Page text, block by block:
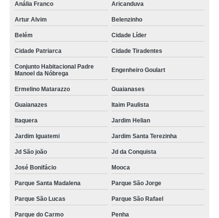
Anália Franco
Aricanduva
Artur Alvim Belenzinho
Belém Cidade Líder
Cidade Patriarca Cidade Tiradentes
Conjunto Habitacional Padre
Manoel da Nóbrega
Engenheiro Goulart
Ermelino Matarazzo Guaianases
Guaianazes Itaim Paulista
Itaquera Jardim Helian
Jardim Iguatemi Jardim Santa Terezinha
Jd São joão Jd da Conquista
José Bonifácio Mooca
Parque Santa Madalena Parque São Jorge
Parque São Lucas Parque São Rafael
Parque do Carmo Penha